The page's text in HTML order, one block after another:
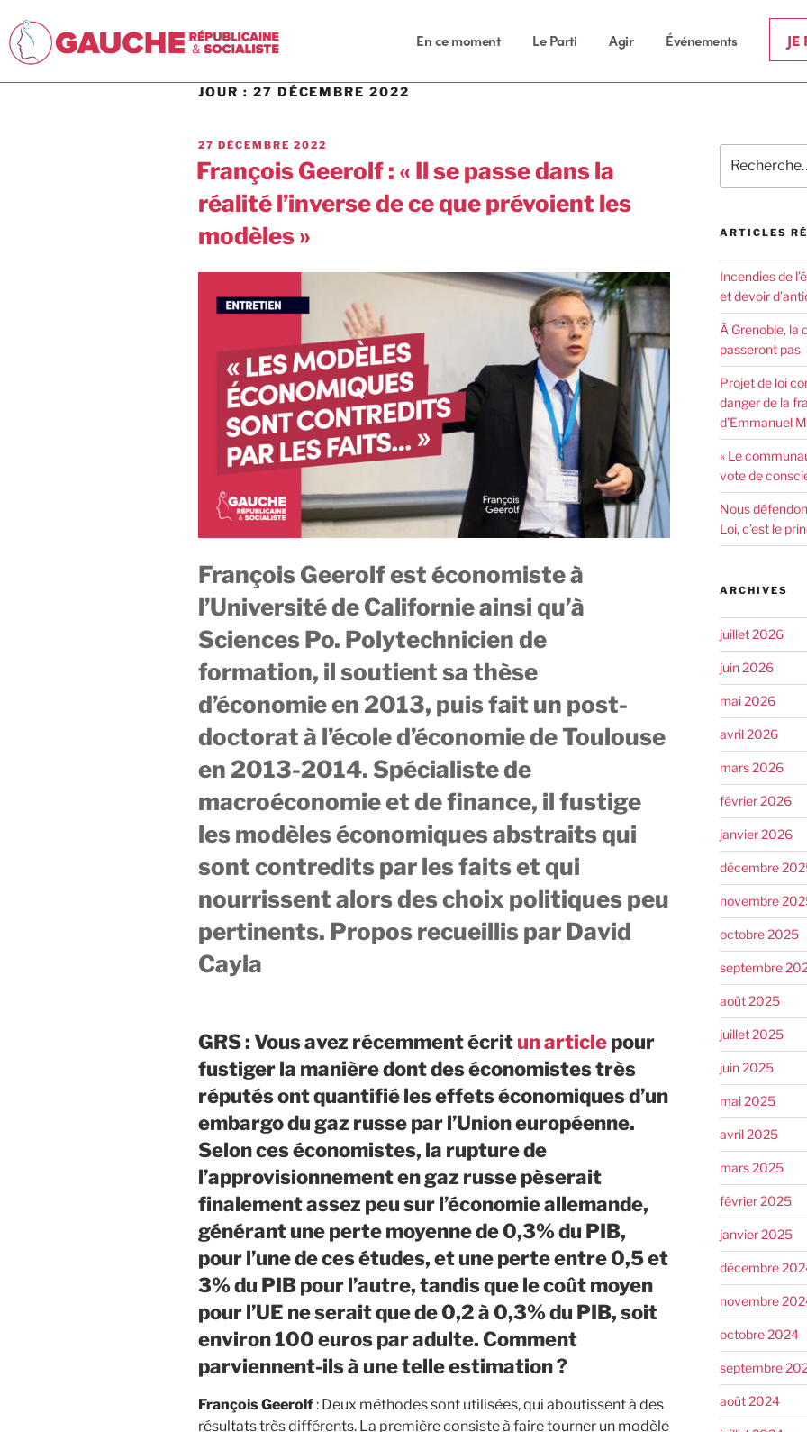
En ce moment Le Parti Agir Événements JE
JOUR : 27 DÉCEMBRE 2022
27 DÉCEMBRE 2022
François Geerolf : « Il se passe dans la
réalité l’inverse de ce que prévoient les
modèles »
François Geerolf est économiste à
l’Université de Californie ainsi qu’à
Sciences Po. Polytechnicien de
formation, il soutient sa thèse
d’économie en 2013, puis fait un post-
doctorat à l’école d’économie de Toulouse
en 2013-2014. Spécialiste de
macroéconomie et de finance, il fustige
les modèles économiques abstraits qui
sont contredits par les faits et qui
nourrissent alors des choix politiques peu
pertinents. Propos recueillis par David
Cayla
GRS : Vous avez récemment écritun articlepour
fustiger la manière dont des économistes très
réputés ont quantifié les effets économiques d’un
embargo du gaz russe par l’Union européenne.
Selon ces économistes, la rupture de
l’approvisionnement en gaz russe pèserait
finalement assez peu sur l’économie allemande,
générant une perte moyenne de 0,3% du PIB,
pour l’une de ces études, et une perte entre 0,5 et
3% du PIB pour l’autre, tandis que le coût moyen
pour l’UE ne serait que de 0,2 à 0,3% du PIB, soit
environ 100 euros par adulte. Comment
parviennent-ils à une telle estimation ?
François Geerolf: Deux méthodes sont utilisées, qui aboutissent à des
résultats très différents. La première consiste à faire tourner un modèle
ARTICLES
Incendies de
et devoir
À Grenoble, la
passeront pas
Projet de loi
danger de la
d’Emmanuel
« Le
vote de
Nous
Loi, c’est le
ARCHIVES
juillet 2026
juin 2026
mai 2026
avril 2026
mars 2026
février 2026
janvier 2026
décembre
novembre
octobre 2025
septembre
août 2025
juillet 2025
juin 2025
mai 2025
avril 2025
mars 2025
février 2025
janvier 2025
décembre
novembre
octobre 2024
septembre
août 2024